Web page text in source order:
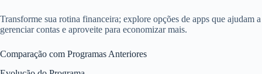
Transforme sua rotina financeira; explore opções de apps que ajudam a
gerenciar contas e aproveite para economizar mais.
Comparação com Programas Anteriores